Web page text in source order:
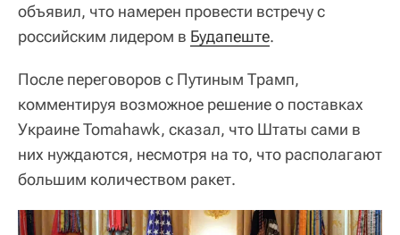
объявил, что намерен провести встречу с
российским лидером в Будапеште.
После переговоров с Путиным Трамп,
комментируя возможное решение о поставках
Украине Tomahawk, сказал, что Штаты сами в
них нуждаются, несмотря на то, что располагают
большим количеством ракет.